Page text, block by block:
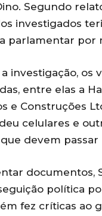
Segundo
investigados
parlamentar por
investigação, os
entre elas a
e Construções
celulares e
devem passar
documentos,
política
fez críticas ao